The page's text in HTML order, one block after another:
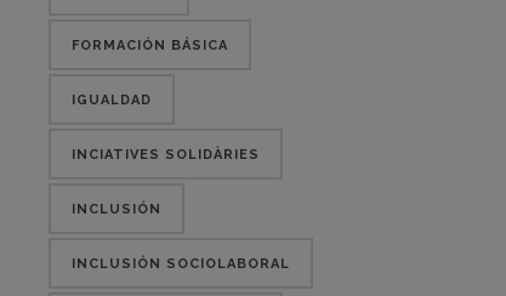
FORMACIÓN BÁSICA
IGUALDAD
INCIATIVES SOLIDÀRIES
INCLUSIÓN
INCLUSIÓN SOCIOLABORAL